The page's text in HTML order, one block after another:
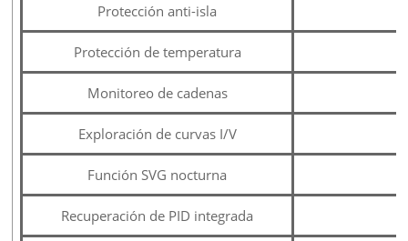
Protección anti-isla
Protección de temperatura
Monitoreo de cadenas
Exploración de curvas I/V
Función SVG nocturna
Recuperación de PID integrada